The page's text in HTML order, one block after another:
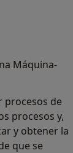
Máquina-
procesos de
procesos y,
y obtener la
que se